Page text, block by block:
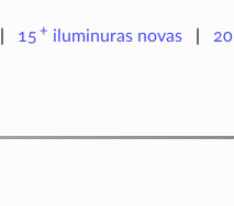
15 + iluminurasnovas 20